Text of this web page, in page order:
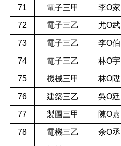
71 電子三甲 李O家
72 電子三乙 尤O武
73 電子三乙 李O伯
74 電子三乙 林O宇
75 機械三甲 林O陞
76 建築三乙 吳O廷
77 製圖三甲 陳O嘉
78 電機三乙 余O丞